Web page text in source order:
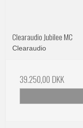
Clearaudio Jubilee MC
Clearaudio
39.250,00 DKK